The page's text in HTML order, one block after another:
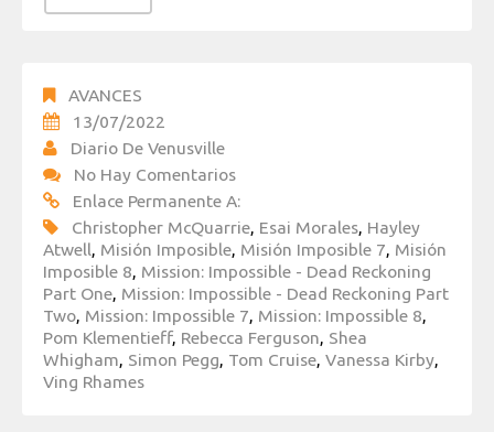
AVANCES
13/07/2022
Diario De Venusville
No Hay Comentarios
Enlace Permanente A:
Christopher McQuarrie, Esai Morales, Hayley
Atwell, Misión Imposible, Misión Imposible 7, Misión
Imposible 8, Mission: Impossible - Dead Reckoning
Part One, Mission: Impossible - Dead Reckoning Part
Two, Mission: Impossible 7, Mission: Impossible 8,
Pom Klementieff, Rebecca Ferguson, Shea
Whigham, Simon Pegg, Tom Cruise, Vanessa Kirby,
Ving Rhames